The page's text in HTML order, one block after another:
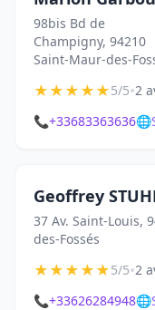
98bis Bd de
Champigny, 94210
Saint-Maur-des-
★★★★★5/5•2
📞+33683363636🌐
Geoffrey
37 Av. Saint-Louis,
des-Fossés
★★★★★5/5•2
📞+33626284948🌐